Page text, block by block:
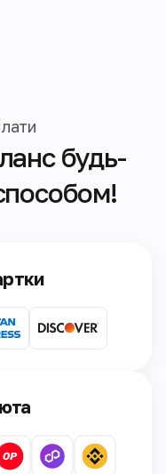
будь-